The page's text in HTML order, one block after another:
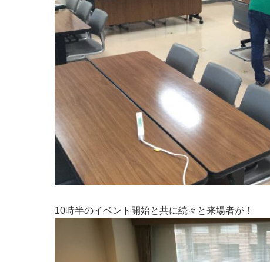
10時半のイベント開始と共に続々と来場者が！